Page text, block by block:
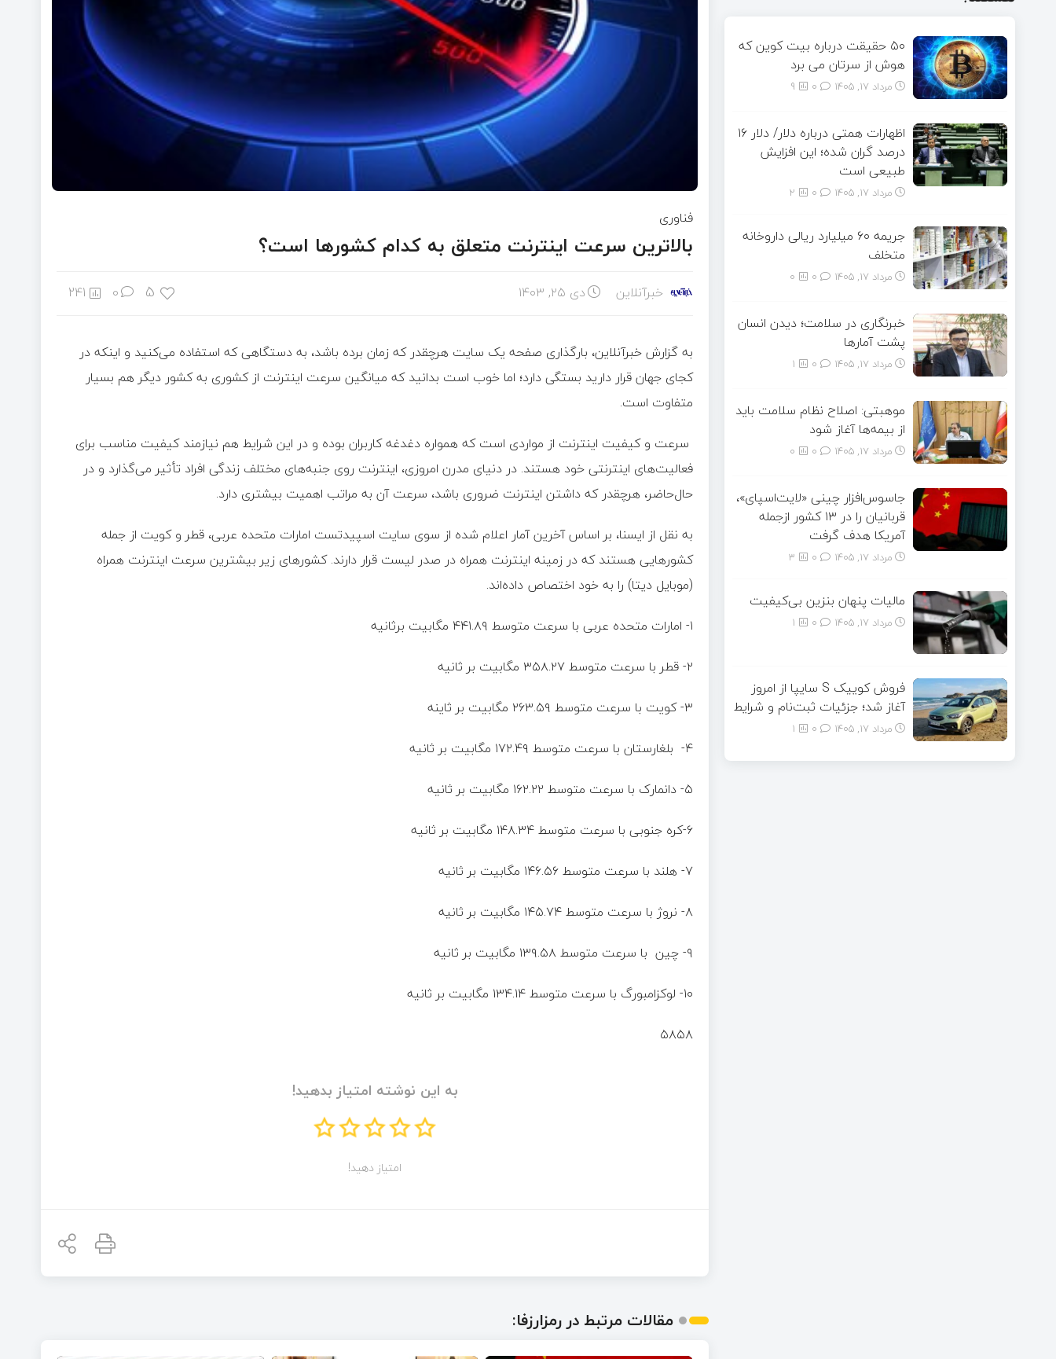
فناوری
بالاترین سرعت اینترنت متعلق به کدام کشورها است؟
خبرآنلاین دی ۲۵, ۱۴۰۳ 5
0
241
به گزارش خبرآنلاین، بارگذاری صفحه یک سایت هرچقدر که زمان برده باشد، به دستگاهی که استفاده می‌کنید و اینکه در
کجای جهان قرار دارید بستگی دارد؛ اما خوب است بدانید که میانگین سرعت اینترنت از کشوری به کشور دیگر هم بسیار
متفاوت است.
سرعت و کیفیت اینترنت از مواردی است که همواره دغدغه کاربران بوده و در این شرایط هم نیازمند کیفیت مناسب برای
فعالیت‌های اینترنتی خود هستند. در دنیای مدرن امروزی، اینترنت روی جنبه‌های مختلف زندگی افراد تأثیر می‌گذارد و در
حال‌حاضر، هرچقدر که داشتن اینترنت ضروری باشد، سرعت آن به مراتب اهمیت بیشتری دارد.
به نقل از ایسنا، بر اساس آخرین آمار اعلام شده از سوی سایت اسپیدتست امارات متحده عربی، قطر و کویت از جمله
کشورهایی هستند که در زمینه اینترنت همراه در صدر لیست قرار دارند. کشورهای زیر بیشترین سرعت اینترنت همراه
(موبایل دیتا) را به خود اختصاص داده‌اند.
۱- امارات متحده عربی با سرعت متوسط ۴۴۱.۸۹ مگابیت برثانیه
۲- قطر با سرعت متوسط ۳۵۸.۲۷ مگابیت بر ثانیه
۳- کویت با سرعت متوسط ۲۶۳.۵۹ مگابیت بر ثاینه
۴- بلغارستان با سرعت متوسط ۱۷۲.۴۹ مگابیت بر ثانیه
۵- دانمارک با سرعت متوسط ۱۶۲.۲۲ مگابیت بر ثانیه
۶-کره جنوبی با سرعت متوسط ۱۴۸.۳۴ مگابیت بر ثانیه
۷- هلند با سرعت متوسط ۱۴۶.۵۶ مگابیت بر ثانیه
۸- نروژ با سرعت متوسط ۱۴۵.۷۴ مگابیت بر ثانیه
۹- چین با سرعت متوسط ۱۳۹.۵۸ مگابیت بر ثانیه
۱۰- لوکزامبورگ با سرعت متوسط ۱۳۴.۱۴ مگابیت بر ثانیه
۵۸۵۸
به این نوشته امتیاز بدهید!
امتیاز دهید!
مقالات مرتبط در رمزارزفا:
۵۰ حقیقت درباره بیت کوین که
هوش از سرتان می برد
مرداد ۱۷, ۱۴۰۵ 9
اظهارات همتی درباره دلار/ دلار ۱۶
درصد گران شده؛ این افزایش
طبیعی است
مرداد ۱۷, ۱۴۰۵ 2
جریمه ۶۰ میلیارد ریالی داروخانه
متخلف
مرداد ۱۷, ۱۴۰۵ 0
خبرنگاری در سلامت؛ دیدن انسان
پشت آمارها
مرداد ۱۷, ۱۴۰۵ 1
موهبتی: اصلاح نظام سلامت باید
از بیمه‌ها آغاز شود
مرداد ۱۷, ۱۴۰۵ 0
جاسوس‌افزار چینی «لایت‌اسپای»،
قربانیان را در ۱۳ کشور ازجمله
آمریکا هدف گرفت
مرداد ۱۷, ۱۴۰۵ 3
مالیات پنهان بنزین بی‌کیفیت
مرداد ۱۷, ۱۴۰۵ 1
فروش کوییک S سایپا از امروز
آغاز شد؛ جزئیات ثبت‌نام و شرایط
مرداد ۱۷, ۱۴۰۵ 1